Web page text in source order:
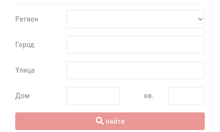
Регион
Город
Улица
Дом кв.
найти